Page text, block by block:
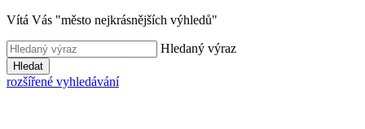
Vítá Vás "město nejkrásnějších výhledů"
Hledaný výraz
Hledat
rozšířené vyhledávání